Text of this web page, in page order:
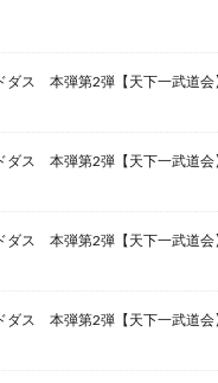
ダス 本弾第2弾【天下一武
ダス 本弾第2弾【天下一武
ダス 本弾第2弾【天下一武
ダス 本弾第2弾【天下一武道